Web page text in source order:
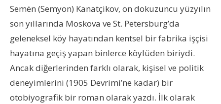
Semën (Semyon) Kanatçikov, on dokuzuncu yüzyılın
son yıllarında Moskova ve St. Petersburg’da
geleneksel köy hayatından kentsel bir fabrika işçisi
hayatına geçiş yapan binlerce köylüden biriydi.
Ancak diğerlerinden farklı olarak, kişisel ve politik
deneyimlerini (1905 Devrimi’ne kadar) bir
otobiyografik bir roman olarak yazdı. İlk olarak